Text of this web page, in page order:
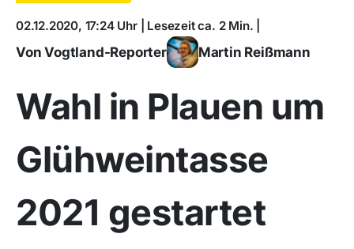
02.12.2020, 17:24 Uhr | Lesezeit ca. 2 Min. |
Von Vogtland-Reporter Martin Reißmann
Wahl in Plauen um
Glühweintasse
2021 gestartet